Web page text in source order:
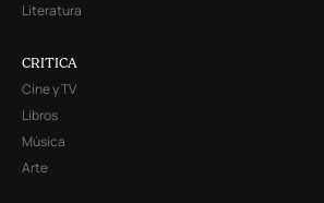
Literatura
CRITICA
Cine y TV
Libros
Música
Arte